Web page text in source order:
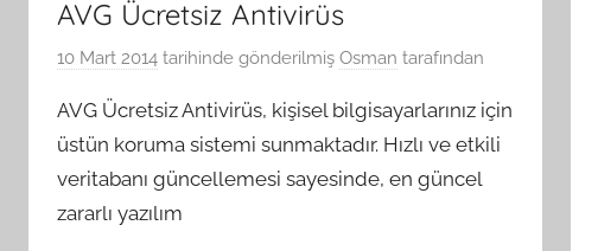
AVG Ücretsiz Antivirüs
10 Mart 2014 tarihinde gönderilmiş Osman tarafından
AVG Ücretsiz Antivirüs, kişisel bilgisayarlarınız için
üstün koruma sistemi sunmaktadır. Hızlı ve etkili
veritabanı güncellemesi sayesinde, en güncel
zararlı yazılım